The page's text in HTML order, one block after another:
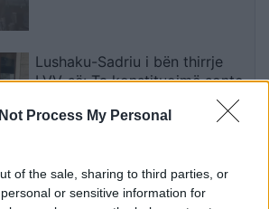
Process My Personal
of the sale, sharing to third parties, or
or sensitive information for
Lushaku-Sadriu i bën thirrje
LVV-së: Ta konstituojmë sonte
Kadrijaj: Seanca e
jashtëzakonshme mbahet